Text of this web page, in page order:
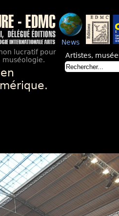
News
lucratif pour
Artistes,